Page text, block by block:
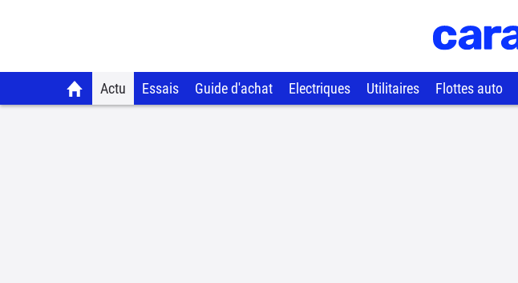
Actu Essais Guide d'achat Electriques Utilitaires Flottes auto